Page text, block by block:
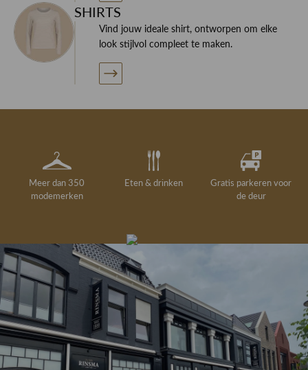
SHIRTS
Vind jouw ideale shirt, ontworpen om elke
look stijlvol compleet te maken.
Meer dan 350
modemerken
Eten & drinken
Gratis parkeren voor
de deur
drankje
Gratis retourneren in
de winkel
Deskundig
kledingadvies
winkeloppervlak